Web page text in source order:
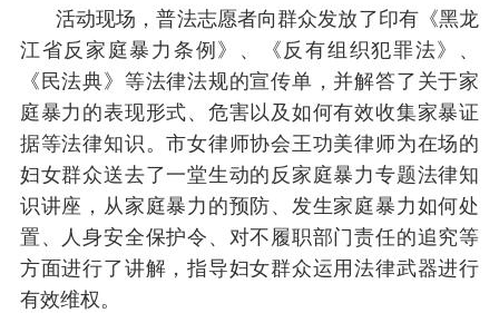
活动现场，普法志愿者向群众发放了印有《黑龙
江省反家庭暴力条例》、《反有组织犯罪法》、
《民法典》等法律法规的宣传单，并解答了关于家
庭暴力的表现形式、危害以及如何有效收集家暴证
据等法律知识。市女律师协会王功美律师为在场的
妇女群众送去了一堂生动的反家庭暴力专题法律知
识讲座，从家庭暴力的预防、发生家庭暴力如何处
置、人身安全保护令、对不履职部门责任的追究等
方面进行了讲解，指导妇女群众运用法律武器进行
有效维权。